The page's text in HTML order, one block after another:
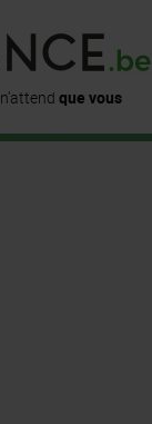
est déjàdisponible ici
n'attend que vous